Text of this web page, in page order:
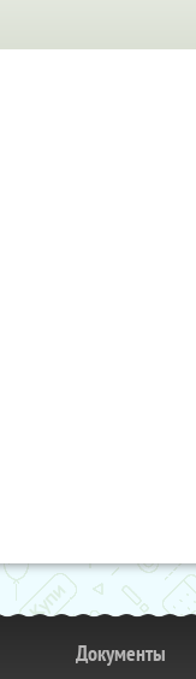
Документы